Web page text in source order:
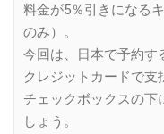
料金が5％引きになる
のみ）。
今回は、日本で予約す
クレジットカードで支
チェックボックスの下
しょう。